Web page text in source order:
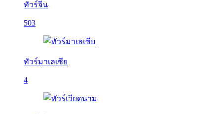
ทัวร์จีน
503
ทัวร์มาเลเซีย
4